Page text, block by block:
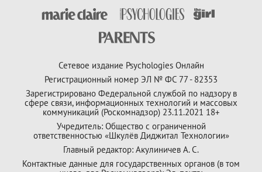
Сетевое издание Psychologies Онлайн
Регистрационный номер ЭЛ № ФС 77 - 82353
Зарегистрировано Федеральной службой по надзору в
сфере связи, информационных технологий и массовых
коммуникаций (Роскомнадзор) 23.11.2021 18+
Учредитель: Общество с ограниченной
ответственностью «Шкулёв Диджитал Технологии»
Главный редактор: Акулиничев А. С.
Контактные данные для государственных органов (в том